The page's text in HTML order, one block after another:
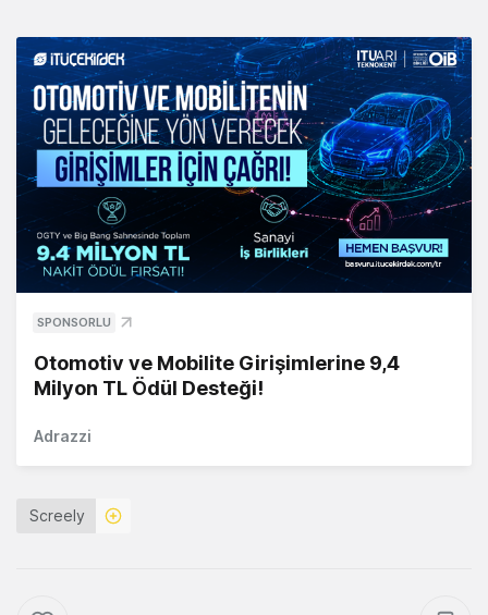
SPONSORLU
Otomotiv ve Mobilite Girişimlerine 9,4
Milyon TL Ödül Desteği!
Adrazzi
Screely